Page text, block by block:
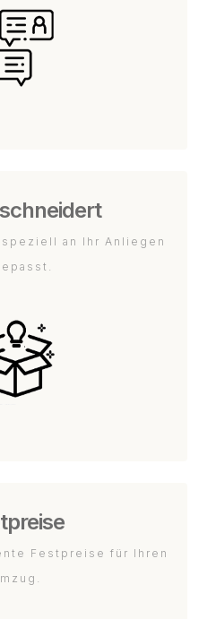
an Ihr Anliegen
Festpreise für Ihren